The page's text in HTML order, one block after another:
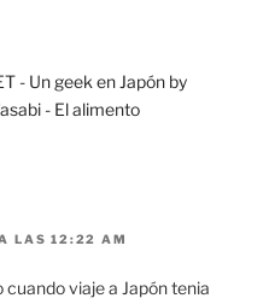
- Un geek en Japón by
- El alimento
LAS 12:22 AM
viaje a Japón tenia